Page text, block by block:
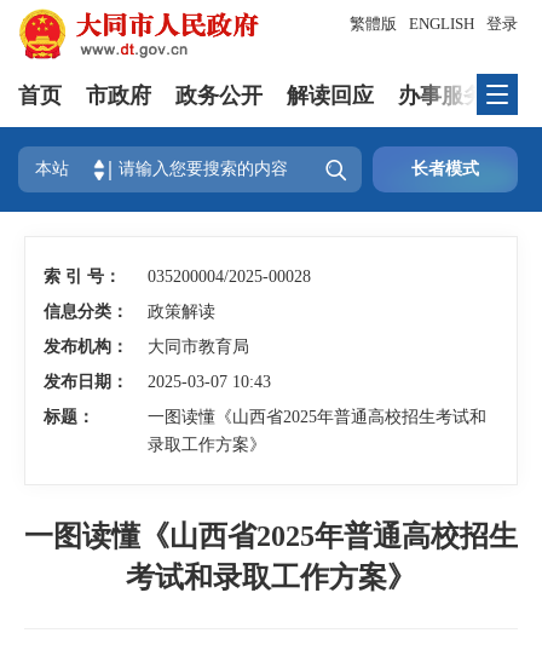
登录
繁體版 ENGLISH
首页 市政府 政务公开 解读回应 办事服务
本站  长者模式
索 引 号：
035200004/2025-00028
信息分类：
政策解读
发布机构：
大同市教育局
发布日期：
2025-03-07 10:43
标题：
一图读懂《山西省2025年普通高校招生考试和
录取工作方案》
一图读懂《山西省2025年普通高校招生
考试和录取工作方案》